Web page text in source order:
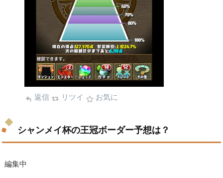
返信 リツイ お気に
シャンメイ杯の王冠ボーダー予想は？
編集中